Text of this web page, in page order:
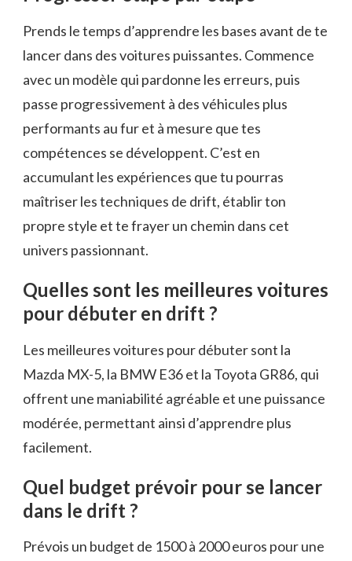
Prends le temps d’apprendre les bases avant de te
lancer dans des voitures puissantes. Commence
avec un modèle qui pardonne les erreurs, puis
passe progressivement à des véhicules plus
performants au fur et à mesure que tes
compétences se développent. C’est en
accumulant les expériences que tu pourras
maîtriser les techniques de drift, établir ton
propre style et te frayer un chemin dans cet
univers passionnant.
Quelles sont les meilleures voitures
pour débuter en drift ?
Les meilleures voitures pour débuter sont la
Mazda MX-5, la BMW E36 et la Toyota GR86, qui
offrent une maniabilité agréable et une puissance
modérée, permettant ainsi d’apprendre plus
facilement.
Quel budget prévoir pour se lancer
dans le drift ?
Prévois un budget de 1500 à 2000 euros pour une